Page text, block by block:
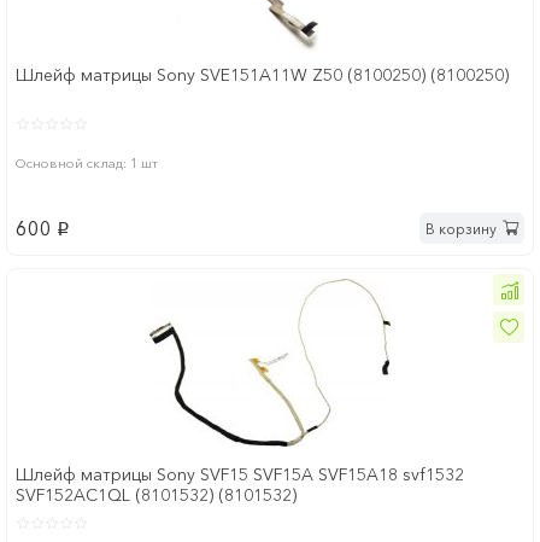
Шлейф матрицы Sony SVE151A11W Z50 (8100250) (8100250)
Основной склад: 1 шт
600 p В корзину
Шлейф матрицы Sony SVF15 SVF15A SVF15A18 svf1532
SVF152AC1QL (8101532) (8101532)